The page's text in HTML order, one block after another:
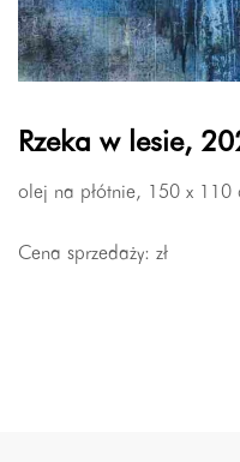
Rzeka w lesie,
olej na płótnie, 150 x 110
Cena sprzedaży: zł